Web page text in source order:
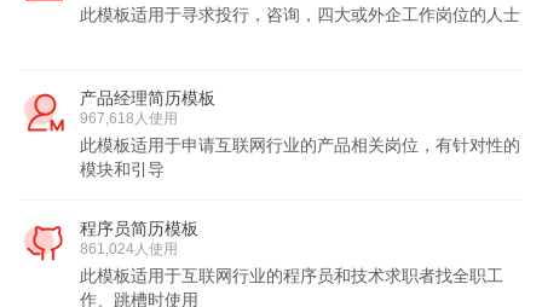
此模板适用于寻求投行，咨询，四大或外企工作岗位的人士
产品经理简历模板
967,618人使用
此模板适用于申请互联网行业的产品相关岗位，有针对性的
模块和引导
程序员简历模板
861,024人使用
此模板适用于互联网行业的程序员和技术求职者找全职工
作、跳槽时使用